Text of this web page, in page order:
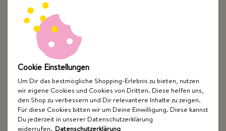
Top Kategorien
Just Spices
Cookie Einstellungen
Um Dir das bestmögliche Shopping-Erlebnis zu bieten, nutzen
wir eigene Cookies und Cookies von Dritten. Diese helfen uns,
den Shop zu verbessern und Dir relevantere Inhalte zu zeigen.
Für diese Cookies bitten wir um Deine Einwilligung. Diese kannst
Du jederzeit in unserer Datenschutzerklärung
widerrufen. Datenschutzerklärung